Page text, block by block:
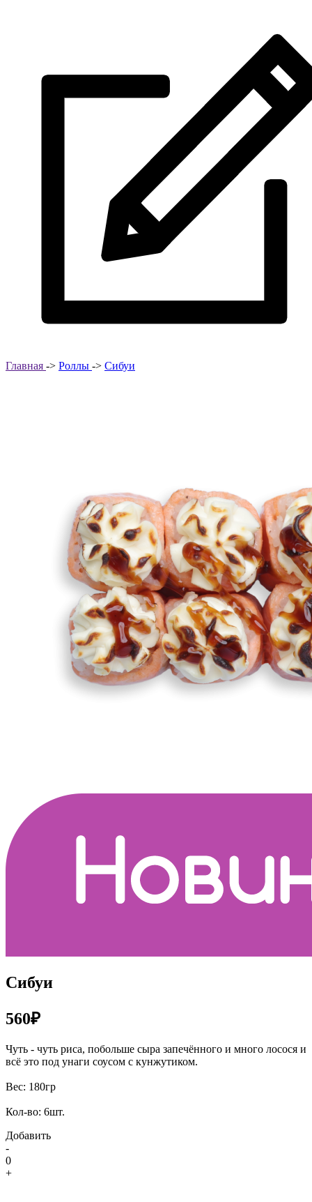
Главная -> Роллы -> Сибуи
Сибуи
560₽
Чуть - чуть риса, побольше сыра запечённого и много лосося и
всё это под унаги соусом с кунжутиком.
Вес: 180гр
Кол-во: 6шт.
Добавить
-
0
+